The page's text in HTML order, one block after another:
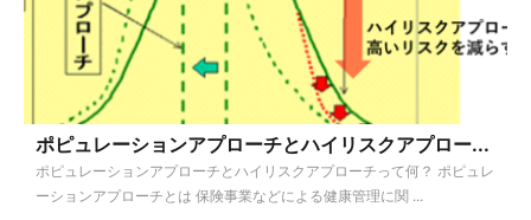
ポピュレーションアプローチとハイリスクアプロー...
ポピュレーションアプローチとハイリスクアプローチって何？ ポピュレ
ーションアプローチとは 保険事業などによる健康管理に関 ...